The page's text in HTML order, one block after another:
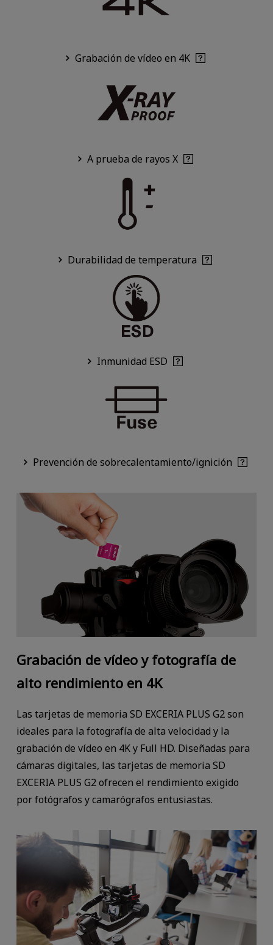
Grabación de vídeo en 4K
A prueba de rayos X
Durabilidad de temperatura
Inmunidad ESD
Prevención de sobrecalentamiento/ignición
Grabación de vídeo y fotografía de
alto rendimiento en 4K
Las tarjetas de memoria SD EXCERIA PLUS G2 son
ideales para la fotografía de alta velocidad y la
grabación de vídeo en 4K y Full HD. Diseñadas para
cámaras digitales, las tarjetas de memoria SD
EXCERIA PLUS G2 ofrecen el rendimiento exigido
por fotógrafos y camarógrafos entusiastas.